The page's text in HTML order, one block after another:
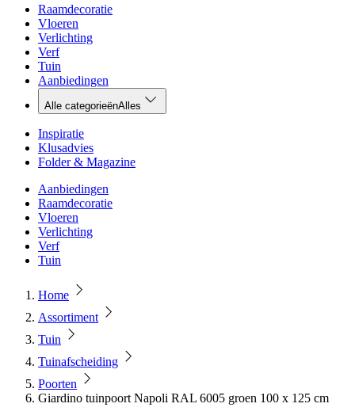
Raamdecoratie
Vloeren
Verlichting
Verf
Tuin
Aanbiedingen
Alle categorieënAlles
Inspiratie
Klusadvies
Folder & Magazine
Aanbiedingen
Raamdecoratie
Vloeren
Verlichting
Verf
Tuin
Home
Assortiment
Tuin
Tuinafscheiding
Poorten
Giardino tuinpoort Napoli RAL 6005 groen 100 x 125 cm